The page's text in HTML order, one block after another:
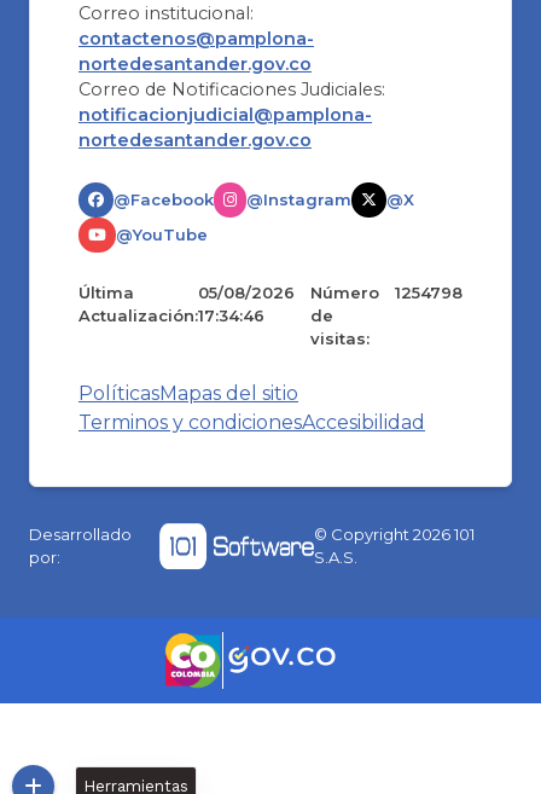
Correo institucional:
contactenos@pamplona-
nortedesantander.gov.co
Correo de Notificaciones Judiciales:
notificacionjudicial@pamplona-
nortedesantander.gov.co
@Facebook @Instagram
@X
@YouTube
Última
Actualización:
05/08/2026
17:34:46
Número
de
visitas:
1254798
PolíticasMapas del sitio
Terminos y condicionesAccesibilidad
Desarrollado
por:
© Copyright2026101
S.A.S.
Herramientas